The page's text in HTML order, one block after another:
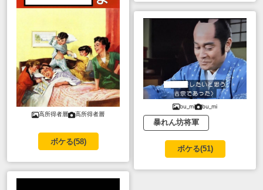
高所得者層 高所得者層
ボケる(58)
bu_mi bu_mi
暴れん坊将軍
ボケる(51)